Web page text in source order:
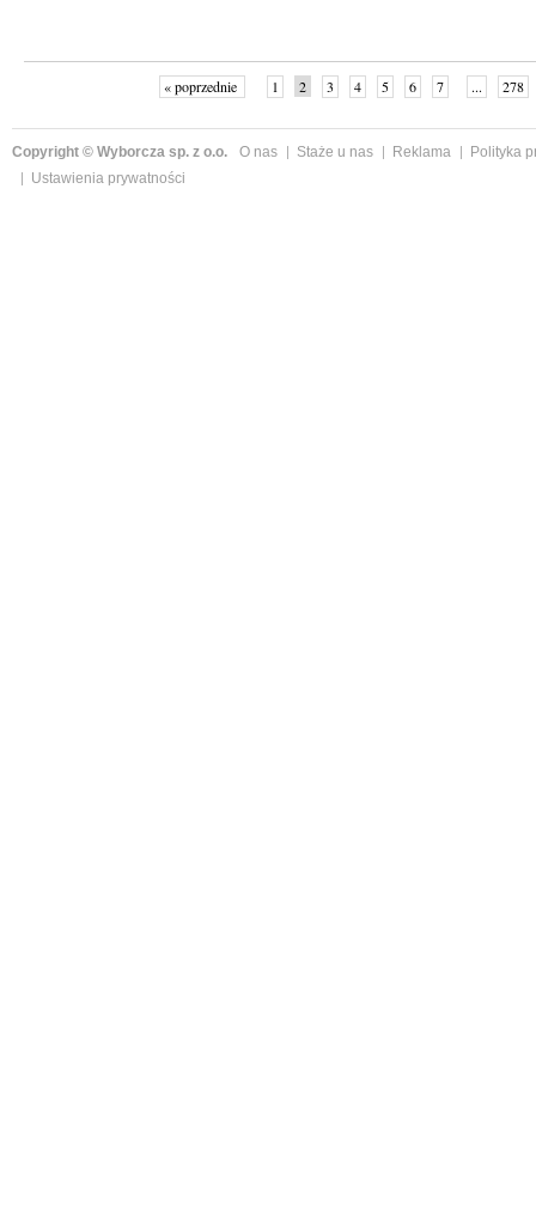
« poprzednie 1 2 3 4 5 6 7 ... 278
Copyright © Wyborcza sp. z o.o. O nas Staże u nas Reklama
Polityka
Ustawienia prywatności